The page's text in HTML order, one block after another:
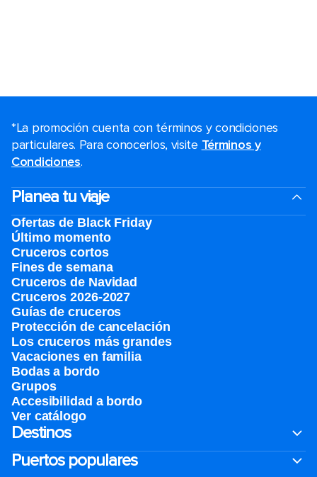
*La promoción cuenta con términos y condiciones
particulares. Para conocerlos, visite Términos y
Condiciones.
Planea tu viaje
Ofertas de Black Friday
Último momento
Cruceros cortos
Fines de semana
Cruceros de Navidad
Cruceros 2026-2027
Guías de cruceros
Protección de cancelación
Los cruceros más grandes
Vacaciones en familia
Bodas a bordo
Grupos
Accesibilidad a bordo
Ver catálogo
Destinos
Puertos populares